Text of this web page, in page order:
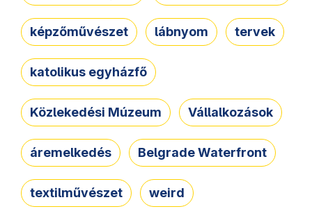
képzőművészet lábnyom tervek
katolikus egyházfő
Közlekedési Múzeum Vállalkozások
áremelkedés Belgrade Waterfront
textilművészet weird